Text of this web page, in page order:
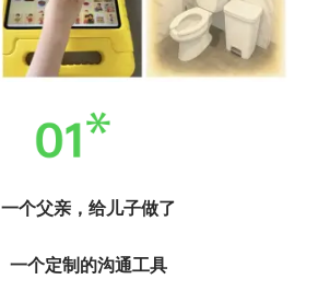
一个父亲，给儿子做了
一个定制的沟通工具